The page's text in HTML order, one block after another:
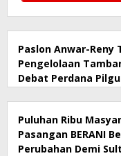
Paslon Anwar-
Pengelolaan
Debat Perdana
Puluhan Ribu
Pasangan BERANI
Perubahan Demi